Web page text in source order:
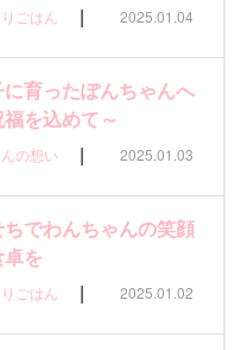
ごはん | 2025.01.04
育ったぽんちゃんへ
を込めて～
の想い | 2025.01.03
でわんちゃんの笑顔
を
ごはん | 2025.01.02